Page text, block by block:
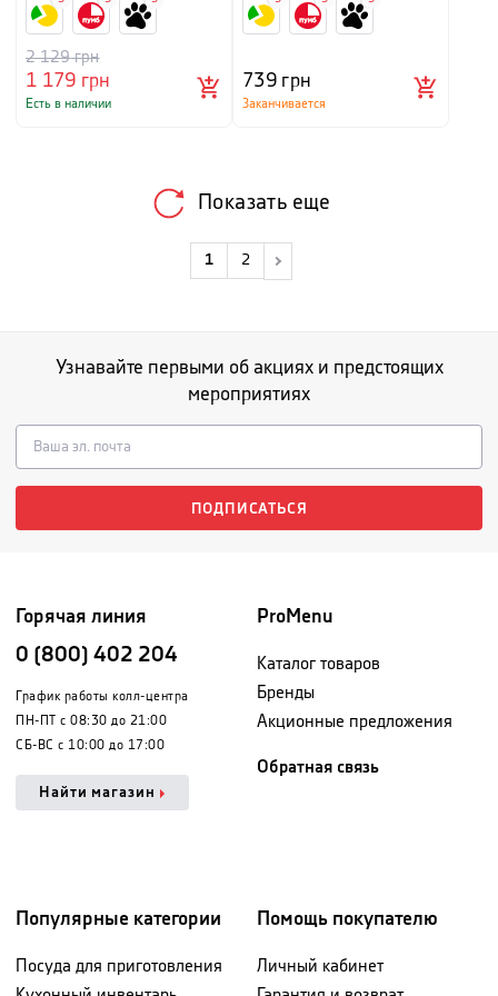
1 179 грн
2 129грн
Есть в наличии
739грн
Заканчивается
Показать еще
1 2
Узнавайте первыми об акциях и предстоящих
мероприятиях
ПОДПИСАТЬСЯ
Горячая линия
0 (800) 402 204
График работы колл-центра
ПН-ПТ с 08:30 до 21:00
СБ-ВС с 10:00 до 17:00
Найти магазин
ProMenu
Каталог товаров
Бренды
Акционные предложения
Обратная связь
Популярные категории
Посуда для приготовления
Помощь покупателю
Личный кабинет